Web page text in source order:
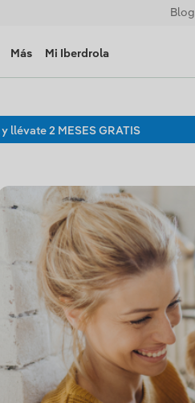
Blog
Más Mi Iberdrola
llévate 2 MESES GRATIS